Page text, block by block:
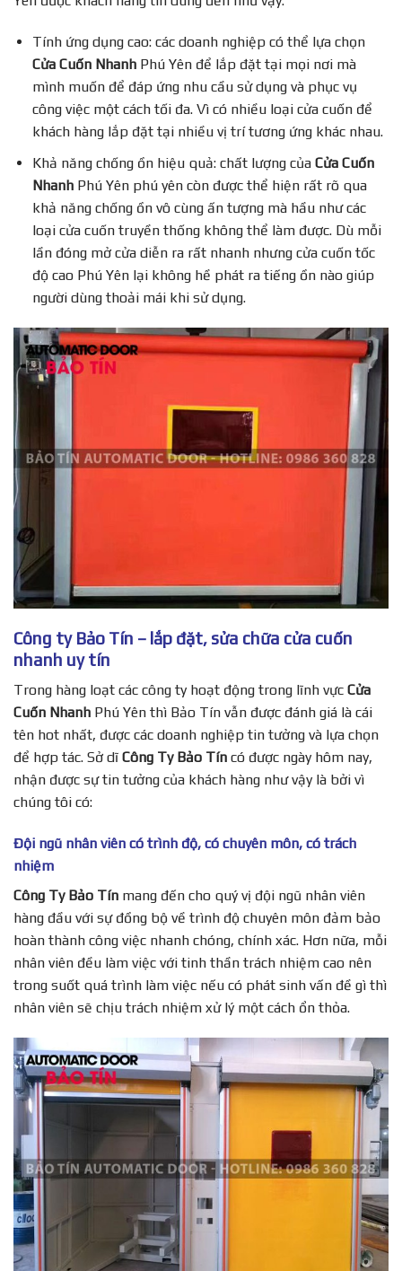
Tính ứng dụng cao: các doanh nghiệp có thể lựa chọn
Cửa Cuốn NhanhPhú Yên để lắp đặt tại mọi nơi mà
mình muốn để đáp ứng nhu cầu sử dụng và phục vụ
công việc một cách tối đa. Vì có nhiều loại cửa cuốn để
khách hàng lắp đặt tại nhiều vị trí tương ứng khác nhau.
Khả năng chống ồn hiệu quả: chất lượng của Cửa Cuốn
NhanhPhú Yên phú yên còn được thể hiện rất rõ qua
khả năng chống ồn vô cùng ấn tượng mà hầu như các
loại cửa cuốn truyền thống không thể làm được. Dù mỗi
lần đóng mở cửa diễn ra rất nhanh nhưng cửa cuốn tốc
độ cao Phú Yên lại không hề phát ra tiếng ồn nào giúp
người dùng thoải mái khi sử dụng.
Công ty Bảo Tín – lắp đặt, sửa chữa cửa cuốn
nhanh uy tín
Trong hàng loạt các công ty hoạt động trong lĩnh vực Cửa
Cuốn Nhanh Phú Yên thì Bảo Tín vẫn được đánh giá là cái
tên hot nhất, được các doanh nghiệp tin tưởng và lựa chọn
để hợp tác. Sở dĩ Công Ty Bảo Tín có được ngày hôm nay,
nhận được sự tin tưởng của khách hàng như vậy là bởi vì
chúng tôi có:
Đội ngũ nhân viên có trình độ, có chuyên môn, có trách
nhiệm
Công Ty Bảo Tín mang đến cho quý vị đội ngũ nhân viên
hàng đầu với sự đồng bộ về trình độ chuyên môn đảm bảo
hoàn thành công việc nhanh chóng, chính xác. Hơn nữa, mỗi
nhân viên đều làm việc với tinh thần trách nhiệm cao nên
trong suốt quá trình làm việc nếu có phát sinh vấn đề gì thì
nhân viên sẽ chịu trách nhiệm xử lý một cách ổn thỏa.